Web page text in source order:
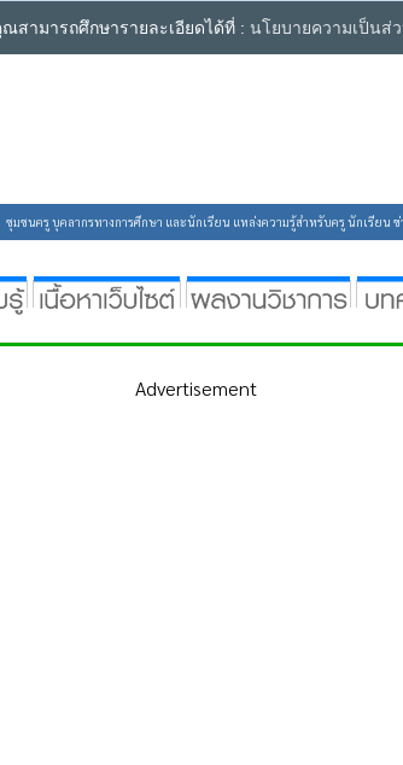
ามารถศึกษารายละเอียดได้ที่ : นโยบายความเป็นส่
ชุมชนครู บุคลากรทางการศึกษา และนักเรียน แหล่งความรู้สำหรับครู นักเรียน
Advertisement